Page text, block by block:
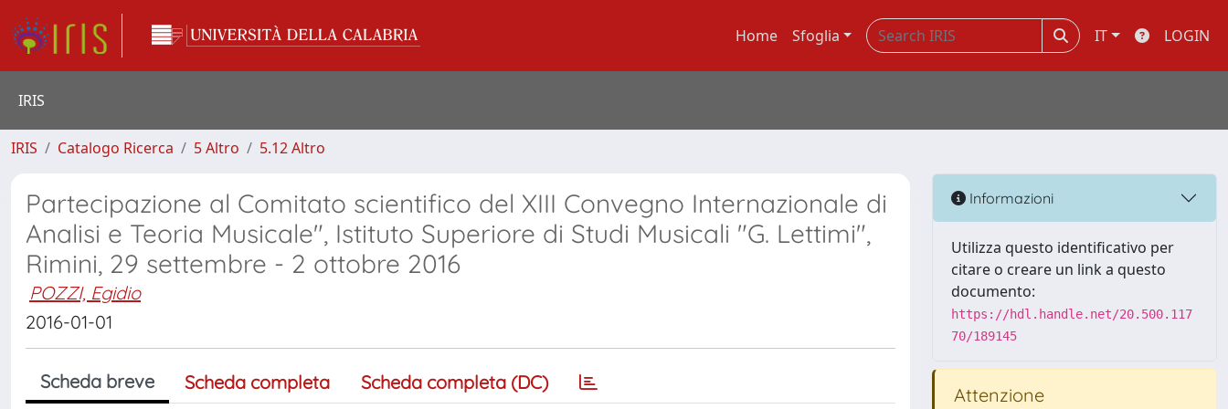
Home Sfoglia IT LOGIN
IRIS
IRIS Catalogo Ricerca 5 Altro 5.12 Altro
Partecipazione al Comitato scientifico del XIII Convegno Internazionale di
Analisi e Teoria Musicale", Istituto Superiore di Studi Musicali "G. Lettimi",
Rimini, 29 settembre - 2 ottobre 2016
POZZI, Egidio
2016-01-01
Scheda breve Scheda completa Scheda completa (DC)
Informazioni
Utilizza questo identificativo per
citare o creare un link a questo
documento:
https://hdl.handle.net/20.500.117
70/189145
Attenzione